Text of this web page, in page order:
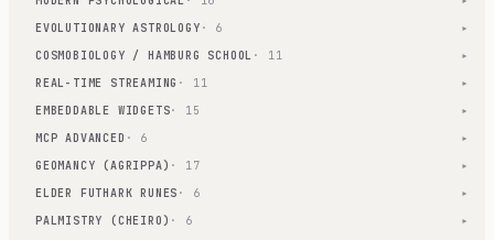
EVOLUTIONARY ASTROLOGY · 6 ▾
COSMOBIOLOGY / HAMBURG SCHOOL · 11 ▾
REAL-TIME STREAMING · 11 ▾
EMBEDDABLE WIDGETS· 15 ▾
MCP ADVANCED · 6 ▾
GEOMANCY (AGRIPPA) · 17 ▾
ELDER FUTHARK RUNES · 6 ▾
PALMISTRY (CHEIRO) · 6 ▾